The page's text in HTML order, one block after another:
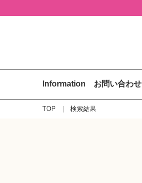
Information お問い合わせ
TOP 検索結果